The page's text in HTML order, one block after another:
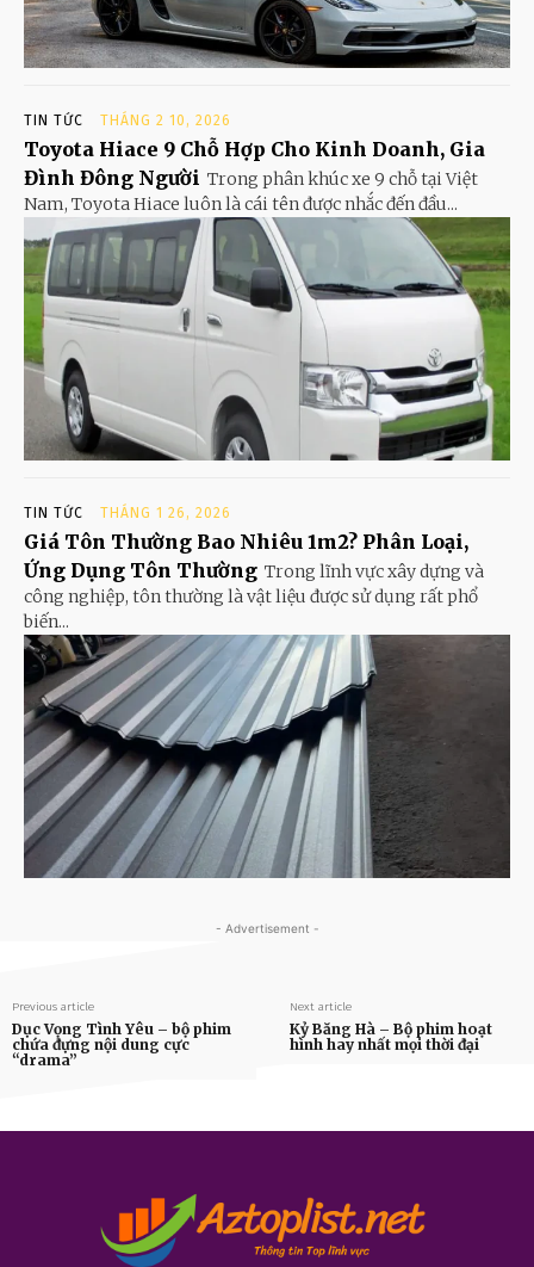
TIN TỨC THÁNG 2 10, 2026
Toyota Hiace 9 Chỗ Hợp Cho Kinh Doanh, Gia
Đình Đông Người Trong phân khúc xe 9 chỗ tại Việt
Nam, Toyota Hiace luôn là cái tên được nhắc đến đầu...
TIN TỨC THÁNG 1 26, 2026
Giá Tôn Thường Bao Nhiêu 1m2? Phân Loại,
Ứng Dụng Tôn Thường Trong lĩnh vực xây dựng và
công nghiệp, tôn thường là vật liệu được sử dụng rất phổ
biến...
- Advertisement -
Previous article
Dục Vọng Tình Yêu – bộ phim
chứa đựng nội dung cực
“drama”
Next article
Kỷ Băng Hà – Bộ phim hoạt
hình hay nhất mọi thời đại